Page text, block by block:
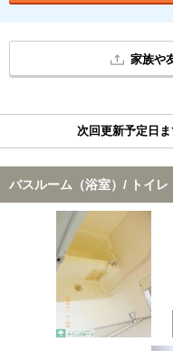
家族や
次回更新予定日ま
バスルーム（浴室）/ トイレ